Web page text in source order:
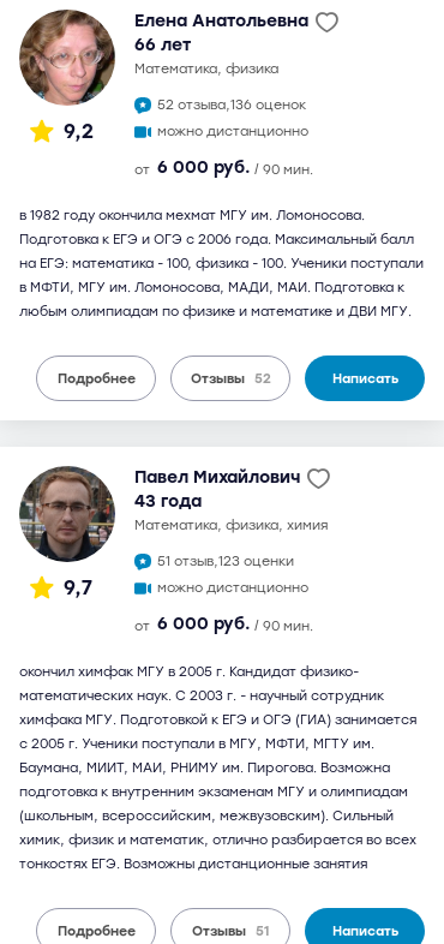
9,2
Елена Анатольевна
66 лет
математика, физика
52 отзыва,136 оценок
можно дистанционно
от 6 000 руб. / 90 мин.
в 1982 году окончила мехмат МГУ им. Ломоносова.
Подготовка к ЕГЭ и ОГЭ с 2006 года. Максимальный балл
на ЕГЭ: математика - 100, физика - 100. Ученики поступали
в МФТИ, МГУ им. Ломоносова, МАДИ, МАИ. Подготовка к
любым олимпиадам по физике и математике и ДВИ МГУ.
Подробнее Отзывы 52 Написать
9,7
Павел Михайлович
43 года
математика, физика, химия
51 отзыв,123 оценки
можно дистанционно
от 6 000 руб. / 90 мин.
окончил химфак МГУ в 2005 г. Кандидат физико-
математических наук. С 2003 г. - научный сотрудник
химфака МГУ. Подготовкой к ЕГЭ и ОГЭ (ГИА) занимается
с 2005 г. Ученики поступали в МГУ, МФТИ, МГТУ им.
Баумана, МИИТ, МАИ, РНИМУ им. Пирогова. Возможна
подготовка к внутренним экзаменам МГУ и олимпиадам
(школьным, всероссийским, межвузовским). Сильный
химик, физик и математик, отлично разбирается во всех
тонкостях ЕГЭ. Возможны дистанционные занятия
Подробнее Отзывы 51 Написать